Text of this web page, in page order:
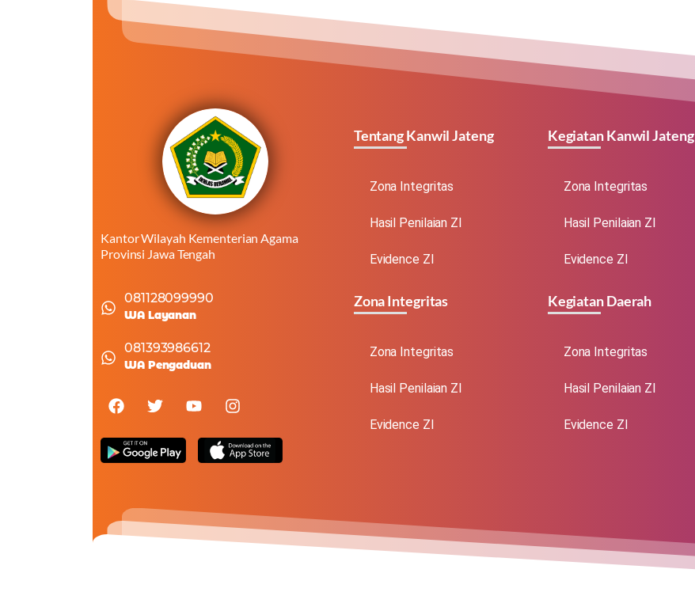
Kantor Wilayah Kementerian Agama
Provinsi Jawa Tengah
081128099990
WA Layanan
081393986612
WA Pengaduan
Tentang Kanwil Jateng
Zona Integritas
Hasil Penilaian ZI
Evidence ZI
Zona Integritas
Zona Integritas
Hasil Penilaian ZI
Evidence ZI
Kegiatan Kanwil Jateng
Zona Integritas
Hasil Penilaian ZI
Evidence ZI
Kegiatan Daerah
Zona Integritas
Hasil Penilaian ZI
Evidence ZI